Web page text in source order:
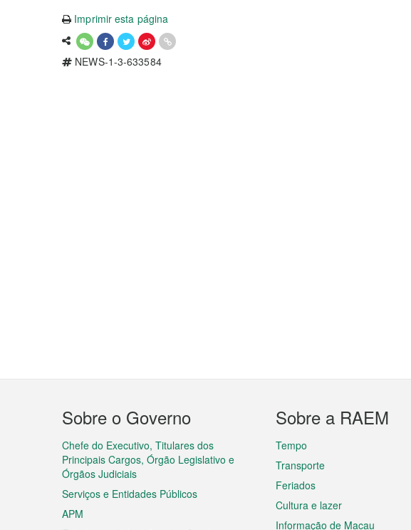
Imprimir esta página
NEWS-1-3-633584
Menu
do
rodapé
Sobre o Governo
Chefe do Executivo, Titulares dos
Principais Cargos, Órgão Legislativo e
Órgãos Judiciais
Serviços e Entidades Públicos
APM
Sobre a RAEM
Tempo
Transporte
Feriados
Cultura e lazer
Informação de Macau